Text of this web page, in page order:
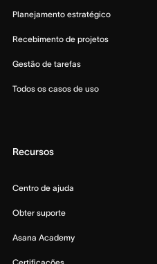
Planejamento estratégico
Recebimento de projetos
Gestão de tarefas
Todos os casos de uso
Recursos
Centro de ajuda
Obter suporte
Asana Academy